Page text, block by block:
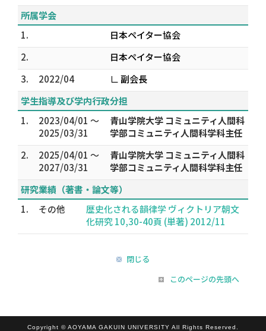
所属学会
1.
日本ペイター協会
2.
日本ペイター協会
3.
2022/04
∟ 副会長
学生指導及び学内行政分担
1.
2023/04/01 ～
2025/03/31
青山学院大学 コミュニティ人間科
学部コミュニティ人間科学科主任
2.
2025/04/01 ～
2027/03/31
青山学院大学 コミュニティ人間科
学部コミュニティ人間科学科主任
研究業績（著書・論文等）
1.
その他
歴史化される韻律学 ヴィクトリア朝文
化研究 10,30-40頁 (単著) 2012/11
閉じる
このページの先頭へ
Copyright © AOYAMA GAKUIN UNIVERSITY All Rights Reserved.